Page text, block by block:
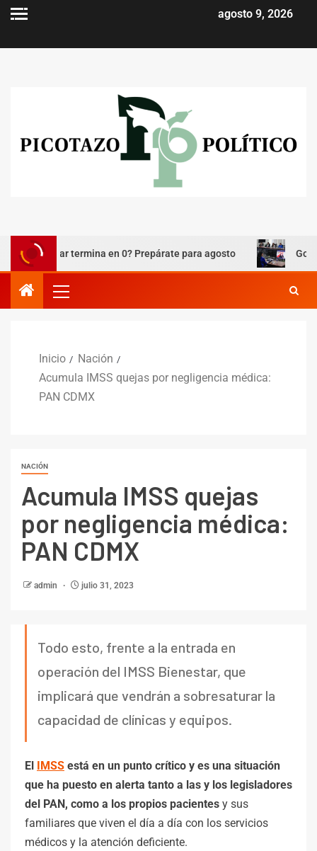
agosto 9, 2026
termina en 0? Prepárate para agosto Godoy:
Inicio
Nación
Acumula IMSS quejas por negligencia médica:
PAN CDMX
NACIÓN
Acumula IMSS quejas
por negligencia médica:
PAN CDMX
admin julio 31, 2023
Todo esto, frente a la entrada en
operación del IMSS Bienestar, que
implicará que vendrán a sobresaturar la
capacidad de clínicas y equipos.
El IMSS está en un punto crítico y es una situación
que ha puesto en alerta tanto a las y los legisladores
del PAN, como a los propios pacientes y sus
familiares que viven el día a día con los servicios
médicos y la atención deficiente.